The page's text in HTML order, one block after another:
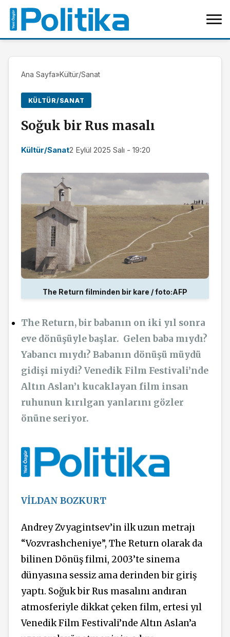
Ana Sayfa»Kültür/Sanat
KÜLTÜR/SANAT
Soğuk bir Rus masalı
Kültür/Sanat2 Eylül 2025 Salı - 19:20
The Return filminden bir kare / foto:AFP
The Return, bir babanın on iki yıl sonra
eve dönüşüyle başlar. Gelen baba mıydı?
Yabancı mıydı? Babanın dönüşü müydü
gidişi miydi? Venedik Film Festivali’nde
Altın Aslan’ı kucaklayan film insan
ruhunun kırılgan yanlarını gözler
önüne seriyor.
VİLDAN BOZKURT
Andrey Zvyagintsev’in ilk uzun metrajı
“Vozvrashcheniye”, The Return olarak da
bilinen Dönüş filmi, 2003’te sinema
dünyasına sessiz ama derinden bir giriş
yaptı. Soğuk bir Rus masalını andıran
atmosferiyle dikkat çeken film, ertesi yıl
Venedik Film Festivali’nde Altın Aslan’a